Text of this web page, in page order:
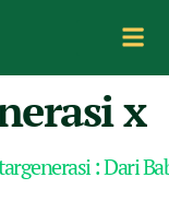
x
: Dari